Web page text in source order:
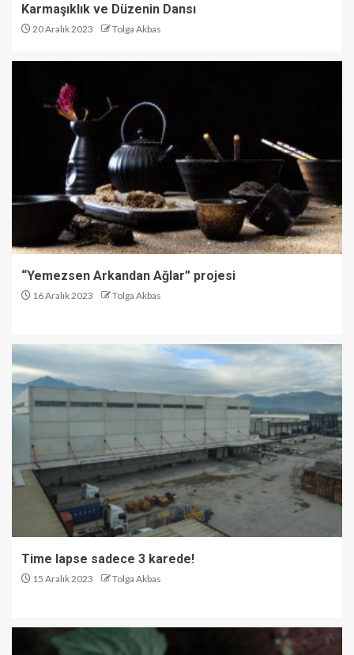
Karmaşıklık ve Düzenin Dansı
20 Aralık 2023 Tolga Akbas
“Yemezsen Arkandan Ağlar” projesi
16 Aralık 2023 Tolga Akbas
Time lapse sadece 3 karede!
15 Aralık 2023 Tolga Akbas